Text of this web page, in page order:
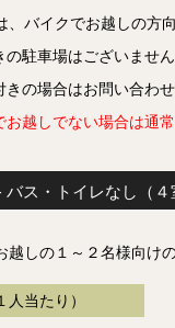
、バイクでお越しの方
駐車場はございません
の場合はお問い合わせ
越しでない場合は通常
ス・トイレなし（４
越しの１～２名様向け
当たり）